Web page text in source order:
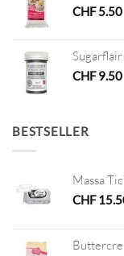
CHF5.50
CHF9.50
BESTSELLER
Massa
CHF